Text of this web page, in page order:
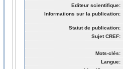
Editeur scientifique:
Informations sur la publication:
Statut de publication:
Sujet CREF:
Mots-clés:
Langue: